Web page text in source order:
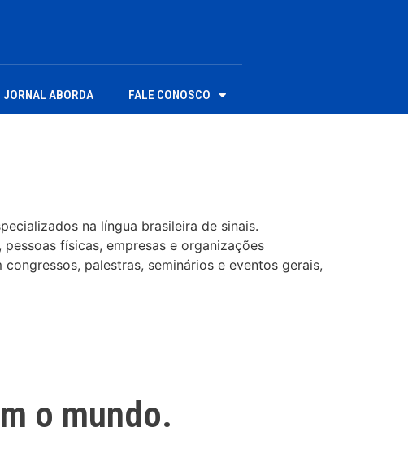
JORNAL ABORDA FALE CONOSCO
na língua brasileira de sinais.
físicas, empresas e organizações
palestras, seminários e eventos gerais,
o mundo.